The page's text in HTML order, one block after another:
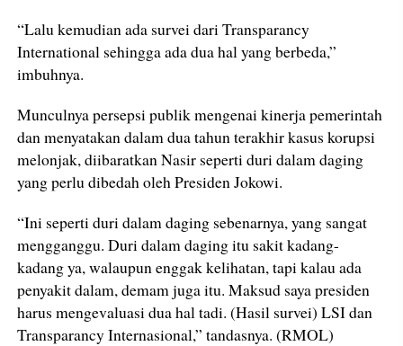
“Lalu kemudian ada survei dari Transparancy
International sehingga ada dua hal yang berbeda,”
imbuhnya.
Munculnya persepsi publik mengenai kinerja pemerintah
dan menyatakan dalam dua tahun terakhir kasus korupsi
melonjak, diibaratkan Nasir seperti duri dalam daging
yang perlu dibedah oleh Presiden Jokowi.
“Ini seperti duri dalam daging sebenarnya, yang sangat
mengganggu. Duri dalam daging itu sakit kadang-
kadang ya, walaupun enggak kelihatan, tapi kalau ada
penyakit dalam, demam juga itu. Maksud saya presiden
harus mengevaluasi dua hal tadi. (Hasil survei) LSI dan
Transparancy Internasional,” tandasnya. (RMOL)